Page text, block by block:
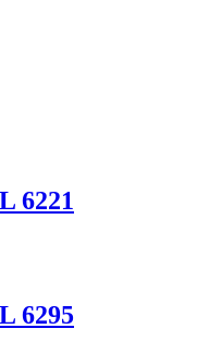
6221
6295